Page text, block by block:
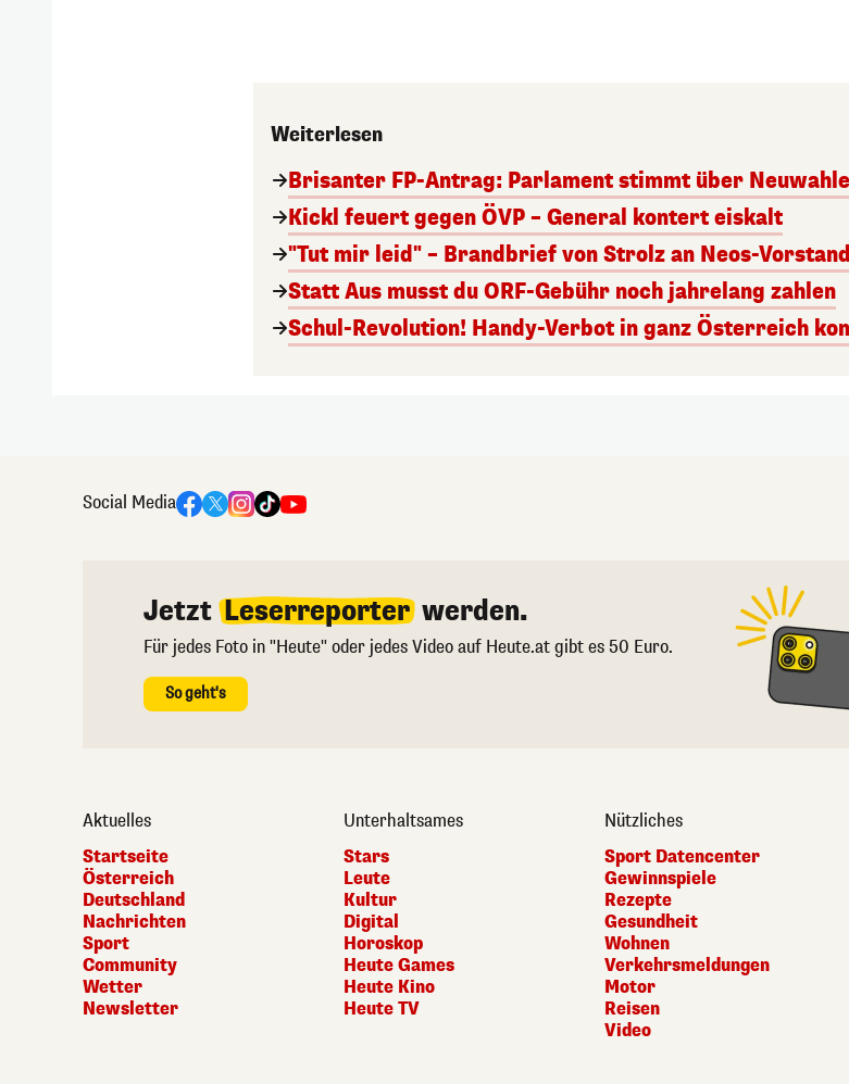
Weiterlesen
Brisanter FP-Antrag: Parlament stimmt über
Kickl feuert gegen ÖVP – General kontert eiskalt
"Tut mir leid" – Brandbrief von Strolz an Neos-Vorstand
Statt Aus musst du ORF-Gebühr noch jahrelang zahlen
Schul-Revolution! Handy-Verbot in ganz Österreich
Social Media
Jetzt Leserreporter werden.
Für jedes Foto in "Heute" oder jedes Video auf Heute.at gibt es 50 Euro.
So geht's
Aktuelles
Startseite
Österreich
Deutschland
Nachrichten
Sport
Community
Wetter
Newsletter
Unterhaltsames
Stars
Leute
Kultur
Digital
Horoskop
Heute Games
Heute Kino
Heute TV
Nützliches
Sport Datencenter
Gewinnspiele
Rezepte
Gesundheit
Wohnen
Verkehrsmeldungen
Motor
Reisen
Video